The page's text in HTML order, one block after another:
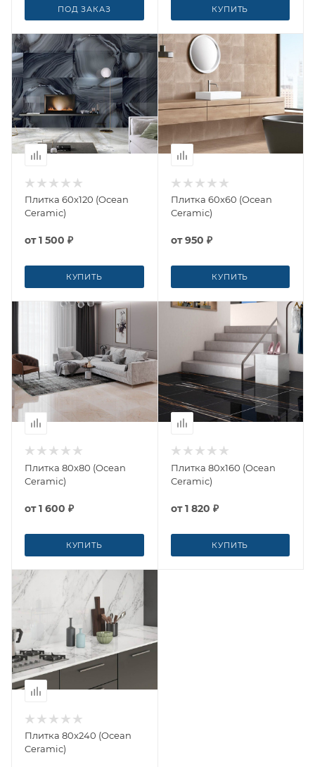
ПОД ЗАКАЗ КУПИТЬ
Плитка 60x120 (Ocean
Ceramic)
от1 500 ₽
КУПИТЬ
Плитка 60x60 (Ocean
Ceramic)
от950 ₽
КУПИТЬ
Плитка 80x80 (Ocean
Ceramic)
от1 600 ₽
КУПИТЬ
Плитка 80x160 (Ocean
Ceramic)
от1 820 ₽
КУПИТЬ
Плитка 80x240 (Ocean
Ceramic)